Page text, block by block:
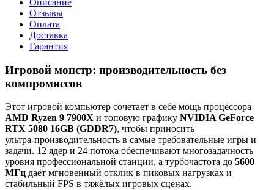
Отзывы
Оплата
Доставка
Гарантия
Игровой монстр: производительность без
компромиссов
Этот игровой компьютер сочетает в себе мощь процессора
AMD Ryzen 9 7900X и топовую графику NVIDIA GeForce
RTX 5080 16GB (GDDR7), чтобы приносить
ультра‑производительность в самые требовательные игры и
задачи. 12 ядер и 24 потока обеспечивают многозадачность
уровня профессиональной станции, а турбочастота до 5600
МГц даёт мгновенный отклик в пиковых нагрузках и
стабильный FPS в тяжёлых игровых сценах.